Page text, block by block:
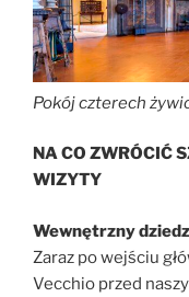
Pokój czterech
NA CO ZWRÓCIĆ
WIZYTY
Wewnętrzny
Zaraz po wejściu
Vecchio przed